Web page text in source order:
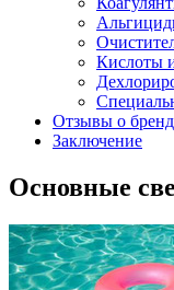
Кислоты
Отзывы о
Заключение
Основные